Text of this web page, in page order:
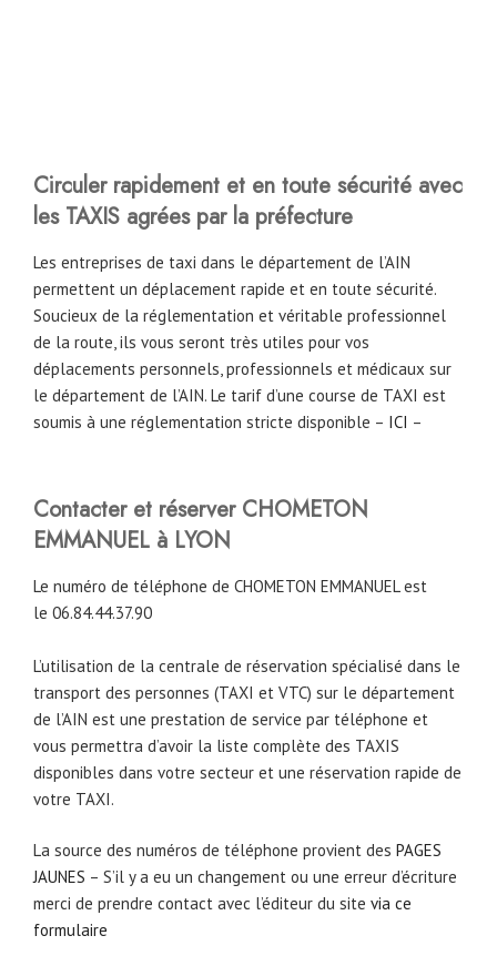
Circuler rapidement et en toute sécurité avec
les TAXIS agrées par la préfecture
Les entreprises de taxi dans le département de l’AIN
permettent un déplacement rapide et en toute sécurité.
Soucieux de la réglementation et véritable professionnel
de la route, ils vous seront très utiles pour vos
déplacements personnels, professionnels et médicaux sur
le département de l’AIN. Le tarif d’une course de TAXI est
soumis à une réglementation stricte disponible – ICI –
Contacter et réserver CHOMETON
EMMANUEL à LYON
Le numéro de téléphone de CHOMETON EMMANUEL est
le 06.84.44.37.90
L’utilisation de la centrale de réservation spécialisé dans le
transport des personnes (TAXI et VTC) sur le département
de l’AIN est une prestation de service par téléphone et
vous permettra d’avoir la liste complète des TAXIS
disponibles dans votre secteur et une réservation rapide de
votre TAXI.
La source des numéros de téléphone provient des PAGES
JAUNES – S’il y a eu un changement ou une erreur d’écriture
merci de prendre contact avec l’éditeur du site via ce
formulaire